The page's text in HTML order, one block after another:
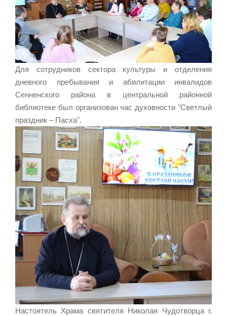
Для сотрудников сектора культуры и отделения
дневного пребывания и абилитации инвалидов
Сенненского района в центральной районной
библиотеке был организован час духовности "Светлый
праздник – Пасха".
Настоятель Храма святителя Николая Чудотворца г.